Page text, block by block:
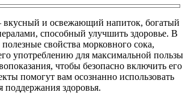
и освежающий напиток, богатый
способный улучшить здоровье. В
полезные свойства морковного сока,
употреблению для максимальной пользы
чтобы безопасно включить его
помогут вам осознанно использовать
поддержания здоровья.